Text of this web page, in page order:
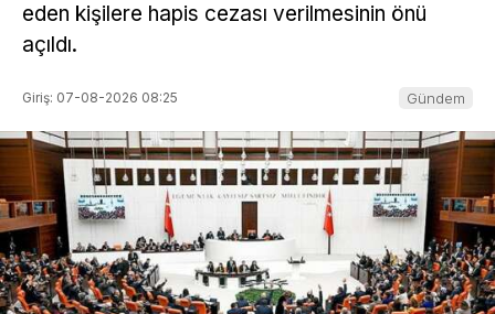
eden kişilere hapis cezası verilmesinin önü
açıldı.
Giriş: 07-08-2026 08:25 Gündem